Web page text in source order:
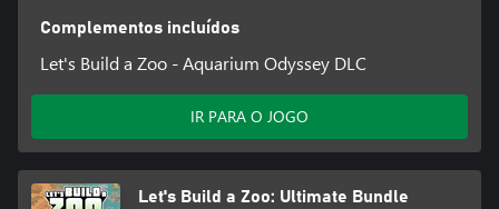
Complementos incluídos
Let's Build a Zoo - Aquarium Odyssey DLC
IR PARA O JOGO
Let's Build a Zoo: Ultimate Bundle